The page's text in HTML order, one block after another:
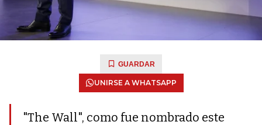
GUARDAR
UNIRSE A WHATSAPP
"The Wall", como fue nombrado este